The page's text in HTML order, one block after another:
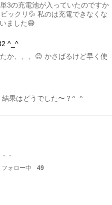
3の充電池が入っていたのですか
ックリ💦 私のは充電できなくな
ました😅
^_^
か、、、😊 かさばるけど早く使
果はどうでした〜？^_^
・
フォロー中 49